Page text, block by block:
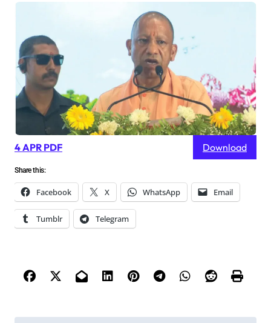
4 APR PDF Download
Share this:
Facebook X WhatsApp Email
Tumblr Telegram